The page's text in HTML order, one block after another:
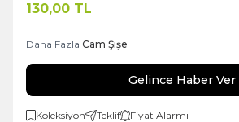
130,00 TL
Daha Fazla Cam Şişe
Gelince Haber Ver
Koleksiyon Teklif Fiyat Alarmı